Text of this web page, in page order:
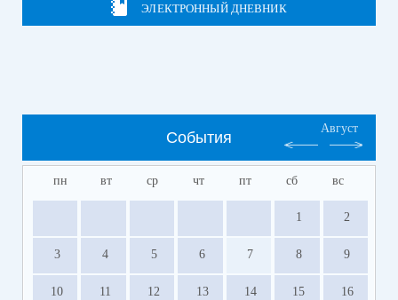
ЭЛЕКТРОННЫЙ ДНЕВНИК
События
Август
пн вт ср чт пт сб вс
1 2
3 4 5 6 7 8 9
10 11 12 13 14 15 16